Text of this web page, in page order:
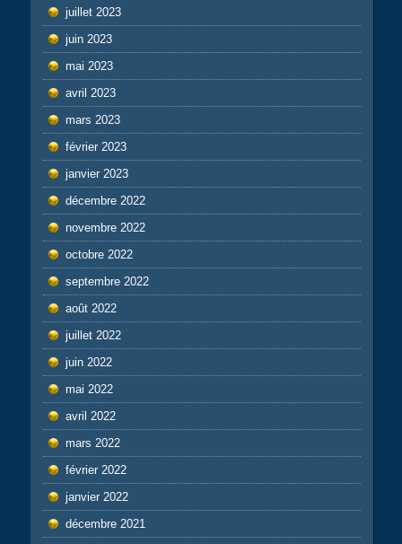
juillet 2023
juin 2023
mai 2023
avril 2023
mars 2023
février 2023
janvier 2023
décembre 2022
novembre 2022
octobre 2022
septembre 2022
août 2022
juillet 2022
juin 2022
mai 2022
avril 2022
mars 2022
février 2022
janvier 2022
décembre 2021